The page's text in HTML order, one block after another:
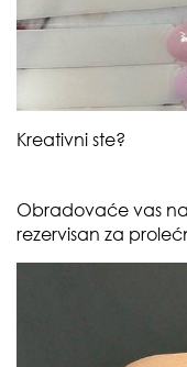
Kreativni ste?
Obradovaće vas
rezervisan za